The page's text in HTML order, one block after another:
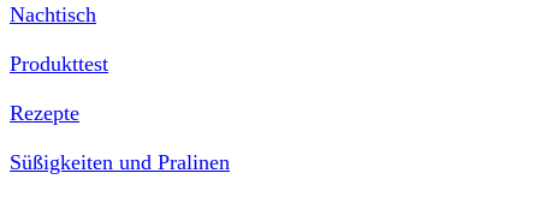
Nachtisch
Produkttest
Rezepte
Süßigkeiten und Pralinen